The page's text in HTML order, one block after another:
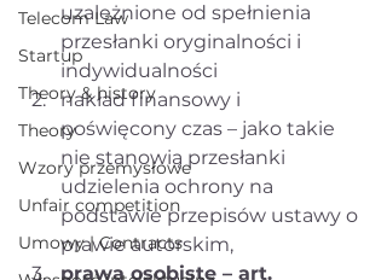
Telecom Law
Startup
Theory & history
Theory
Wzory przemysłowe
Unfair competition
Umowy | Contracts
uzależnione od spełnienia
przesłanki oryginalności i
indywidualności
nakład finansowy i
poświęcony czas – jako takie
nie stanowią przesłanki
udzielenia ochrony na
podstawie przepisów ustawy o
prawie autorskim,
prawa osobiste – art.